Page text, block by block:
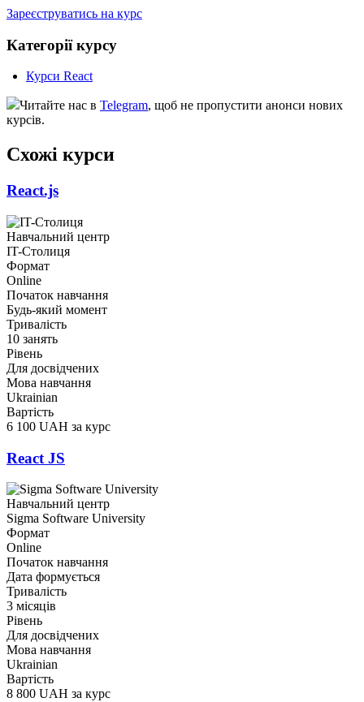
Зареєструватись на курс
Категорії курсу
Курси React
Читайте нас в Telegram, щоб не пропустити анонси нових
курсів.
Схожі курси
React.js
Навчальний центр
IT-Столиця
Формат
Online
Початок навчання
Будь-який момент
Тривалість
10 занять
Рівень
Для досвідчених
Мова навчання
Ukrainian
Вартість
6 100 UAH за курс
React JS
Навчальний центр
Sigma Software University
Формат
Online
Початок навчання
Дата формується
Тривалість
3 місяців
Рівень
Для досвідчених
Мова навчання
Ukrainian
Вартість
8 800 UAH за курс